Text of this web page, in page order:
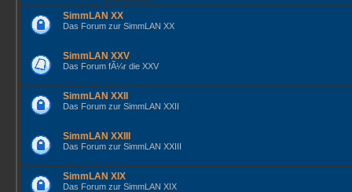
SimmLAN XX
Das Forum zur SimmLAN XX
SimmLAN XXV
Das Forum fÃ¼r die XXV
SimmLAN XXII
Das Forum zur SimmLAN XXII
SimmLAN XXIII
Das Forum zur SimmLAN XXIII
SimmLAN XIX
Das Forum zur SimmLAN XIX